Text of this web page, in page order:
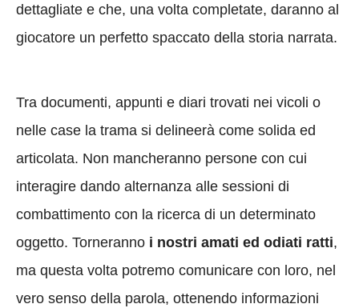
dettagliate e che, una volta completate, daranno al
giocatore un perfetto spaccato della storia narrata.
Tra documenti, appunti e diari trovati nei vicoli o
nelle case la trama si delineerà come solida ed
articolata. Non mancheranno persone con cui
interagire dando alternanza alle sessioni di
combattimento con la ricerca di un determinato
oggetto. Torneranno i nostri amati ed odiati ratti,
ma questa volta potremo comunicare con loro, nel
vero senso della parola, ottenendo informazioni